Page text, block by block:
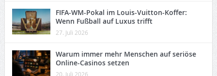
FIFA-WM-Pokal im Louis-Vuitton-Koffer:
Wenn Fußball auf Luxus trifft
27. Juli 2026
Warum immer mehr Menschen auf seriöse
Online-Casinos setzen
20. Juli 2026